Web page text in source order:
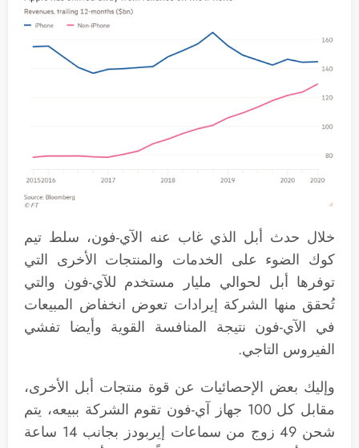
خلال حدث أبل الذي غاب عنه الآي-فون، سلط تيم
كوك الضوء على الخدمات والمنتجات الأخرى التي
توفرها أبل لحوالي مليار مستخدم للآي-فون والتي
تُحقق منها الشركة إيرادات تعوض انخفاض المبيعات
في الآي-فون نتيجة المنافسة القوية وأيضا تفشي
الفيروس التاجي.
وإليك بعض الإحصائيات عن قوة منتجات أبل الأخرى،
مقابل كل 100 جهاز آي-فون تقوم الشركة ببيعه، يتم
شحن 49 زوج من سماعات إيربودز بجانب 14 ساعة